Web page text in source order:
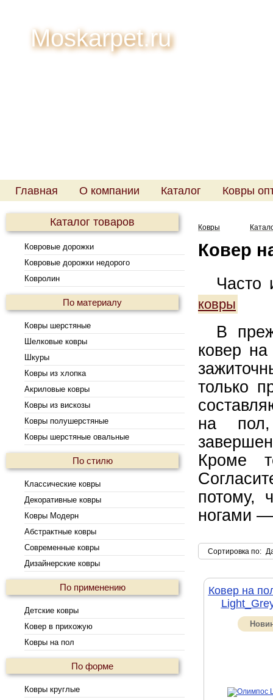
Moskarpet.ru
Главная О компании Каталог Ковры
Каталог товаров
Ковровые дорожки
Ковровые дорожки недорого
Ковролин
По материалу
Ковры шерстяные
Шелковые ковры
Шкуры
Ковры из хлопка
Акриловые ковры
Ковры из вискозы
Ковры полушерстяные
Ковры шерстяные овальные
По стилю
Классические ковры
Декоративные ковры
Ковры Модерн
Абстрактные ковры
Современные ковры
Дизайнерские ковры
По применению
Детские ковры
Ковер в прихожую
Ковры на пол
По форме
Ковры круглые
Ковры
Ковер
ковры
В
ковер
только
на пол,
Кроме
потому,
ногами —
Сортировка по:
Ковер на